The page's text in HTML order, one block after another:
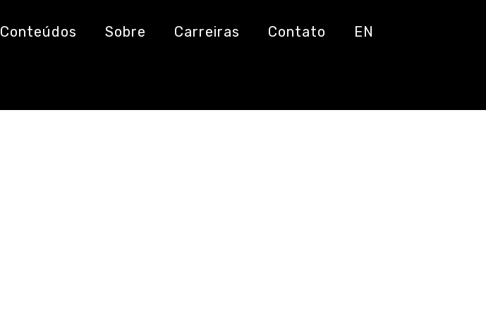
Conteúdos Sobre Carreiras Contato EN